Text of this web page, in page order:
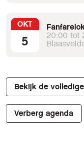
OKT
5
20:00 tot
Bekijk de
Verberg agenda